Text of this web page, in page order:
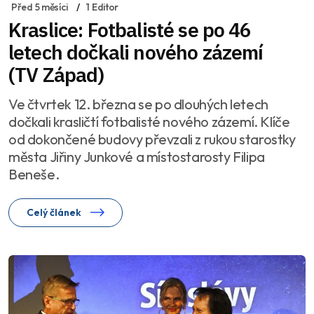
Před 5 měsíci 1 Editor
Kraslice: Fotbalisté se po 46
letech dočkali nového zázemí
(TV Západ)
Ve čtvrtek 12. března se po dlouhých letech
dočkali krasličtí fotbalisté nového zázemí. Klíče
od dokončené budovy převzali z rukou starostky
města Jiřiny Junkové a místostarosty Filipa
Beneše.
Celý článek